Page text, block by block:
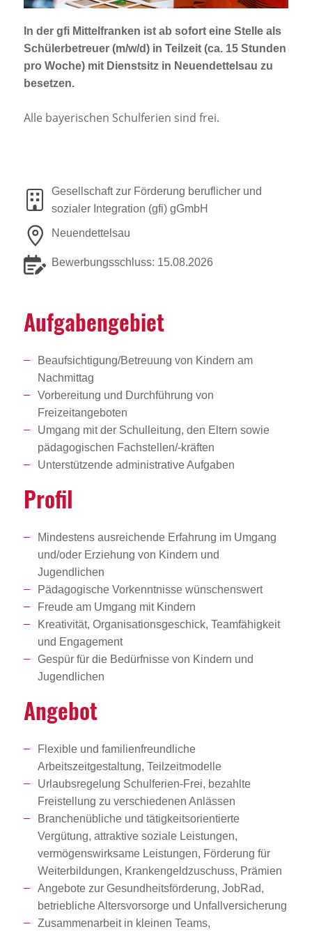
Jobportal
Presse und Medien
bbw e. V.
In der gfi Mittelfranken ist ab soforteine Stelle als
Schülerbetreuer (m/w/d)in Teilzeit (ca. 15 Stunden
pro Woche) mit Dienstsitz in Neuendettelsau zu
besetzen.
Alle bayerischen Schulferien sind frei.
Gesellschaft zur Förderung beruflicher und
sozialer Integration (gfi) gGmbH
Neuendettelsau
Bewerbungsschluss: 15.08.2026
Aufga­ben­ge­biet
Beaufsichtigung/Betreuung von Kindern am
Nachmittag
Vorbereitung und Durchführung von
Freizeitangeboten
Umgang mit der Schulleitung, den Eltern sowie
pädagogischen Fachstellen/-kräften
Unterstützende administrative Aufgaben
Profil
Mindestens ausreichende Erfahrung im Umgang
und/oder Erziehung von Kindern und
Jugendlichen
Pädagogische Vorkenntnisse wünschenswert
Freude am Umgang mit Kindern
Kreativität, Organisationsgeschick, Teamfähigkeit
und Engagement
Gespür für die Bedürfnisse von Kindern und
Jugendlichen
Angebot
Flexible und familienfreundliche
Arbeitszeitgestaltung, Teilzeitmodelle
Urlaubsregelung Schulferien-Frei, bezahlte
Freistellung zu verschiedenen Anlässen
Branchenübliche und tätigkeitsorientierte
Vergütung, attraktive soziale Leistungen,
vermögenswirksame Leistungen, Förderung für
Weiterbildungen, Krankengeldzuschuss, Prämien
Angebote zur Gesundheitsförderung, JobRad,
betriebliche Altersvorsorge und Unfallversicherung
Zusammenarbeit in kleinen Teams,